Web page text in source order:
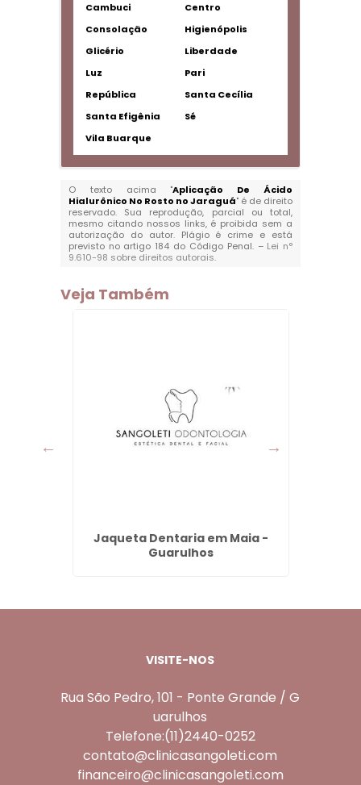
Cambuci
Centro
Consolação
Higienópolis
Glicério
Liberdade
Luz
Pari
República
Santa Cecília
Santa Efigênia
Sé
Vila Buarque
O texto acima "Aplicação De Ácido
Hialurônico No Rosto no Jaraguá" é de direito
reservado. Sua reprodução, parcial ou total,
mesmo citando nossos links, é proibida sem a
autorização do autor. Plágio é crime e está
previsto no artigo 184 do Código Penal. – Lei n°
9.610-98 sobre direitos autorais.
Veja Também
Jaqueta Dentaria em Maia -
Guarulhos
VISITE-NOS
Rua São Pedro, 101 - Ponte Grande / G
uarulhos
Telefone:(11)2440-0252
contato@clinicasangoleti.com
financeiro@clinicasangoleti.com